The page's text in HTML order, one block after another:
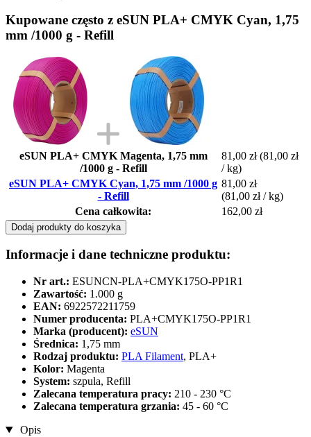
Kupowane często z eSUN PLA+ CMYK Cyan, 1,75
mm /1000 g - Refill
eSUN PLA+ CMYK Magenta, 1,75 mm
/1000 g - Refill
81,00 zł (81,00 zł
/ kg)
eSUN PLA+ CMYK Cyan, 1,75 mm /1000 g
- Refill
81,00 zł
(81,00 zł / kg)
Cena całkowita:
162,00 zł
Dodaj produkty do koszyka
Informacje i dane techniczne produktu:
Nr art.: ESUNCN-PLA+CMYK175O-PP1R1
Zawartość: 1.000 g
EAN: 6922572211759
Numer producenta: PLA+CMYK175O-PP1R1
Marka (producent): eSUN
Średnica: 1,75 mm
Rodzaj produktu: PLA Filament, PLA+
Kolor: Magenta
System: szpula, Refill
Zalecana temperatura pracy: 210 - 230 °C
Zalecana temperatura grzania: 45 - 60 °C
Opis